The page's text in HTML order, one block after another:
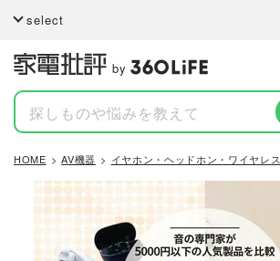
select
by
HOME AV機器 イヤホン・ヘッドホン・ワイヤレス